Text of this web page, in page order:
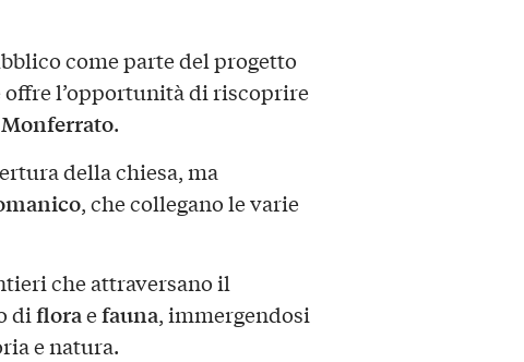
come parte del progetto
offre l’opportunità di riscoprire
Monferrato.
della chiesa, ma
, che collegano le varie
che attraversano il
difloraefauna, immergendosi
e natura.